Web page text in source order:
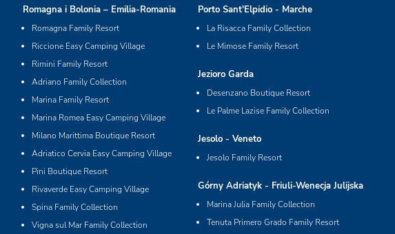
Romagna i Bolonia – Emilia-Romania
Romagna Family Resort
Riccione Easy Camping Village
Rimini Family Resort
Adriano Family Collection
Marina Family Resort
Marina Romea Easy Camping Village
Milano Marittima Boutique Resort
Adriatico Cervia Easy Camping Village
Pini Boutique Resort
Rivaverde Easy Camping Village
Spina Family Collection
Vigna sul Mar Family Collection
Porto Sant'Elpidio - Marche
La Risacca Family Collection
Le Mimose Family Resort
Jezioro Garda
Desenzano Boutique Resort
Le Palme Lazise Family Collection
Jesolo - Veneto
Jesolo Family Resort
Górny Adriatyk - Friuli-Wenecja Julijska
Marina Julia Family Collection
Tenuta Primero Grado Family Resort